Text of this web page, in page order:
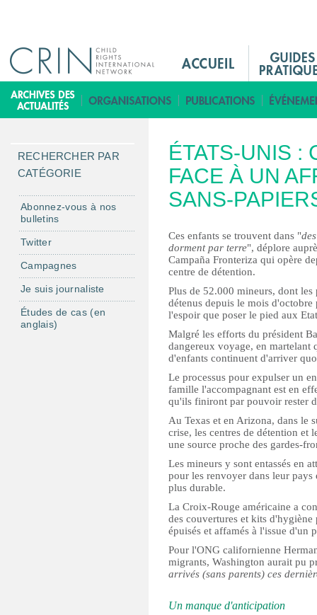
i
n
M
e
n
u
F
i
ÉTATS-UNIS :
FACE À UN
SANS-
Ces enfants se trouvent dans "
dorment par terre", déplore
Campaña Fronteriza qui opère
centre de détention.
Plus de 52.000 mineurs, dont
détenus depuis le mois
l'espoir que poser le pied aux
Malgré les efforts du président
dangereux voyage, en martelant
d'enfants continuent d'arriver
Le processus pour expulser un
famille l'accompagnant est en
qu'ils finiront par pouvoir rester
Au Texas et en Arizona, dans le
crise, les centres de détention et
une source proche des gardes-
Les mineurs y sont entassés en
pour les renvoyer dans leur
plus durable.
La Croix-Rouge américaine a
des couvertures et kits
épuisés et affamés à l'issue d'un
Pour l'ONG californienne
migrants, Washington aurait pu
arrivés (sans parents) ces
Un manque d'anticipation
RECHERCHER PAR
CATÉGORIE
Abonnez-vous à nos
bulletins
Twitter
Campagnes
Je suis journaliste
Études de cas (en
anglais)